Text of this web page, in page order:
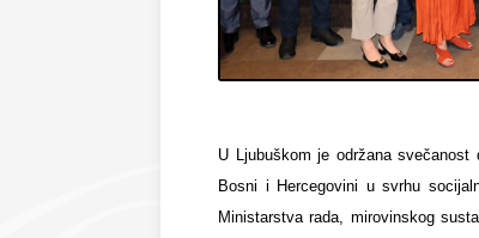
U Ljubuškom je održana svečanost
Bosni i Hercegovini u svrhu
Ministarstva rada, mirovinskog